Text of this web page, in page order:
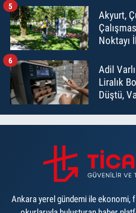
Akyurt,
Noktayı
5
Adil
Liralık
Düştü,
6
Ankara yerel gündemi ile ekonomi,